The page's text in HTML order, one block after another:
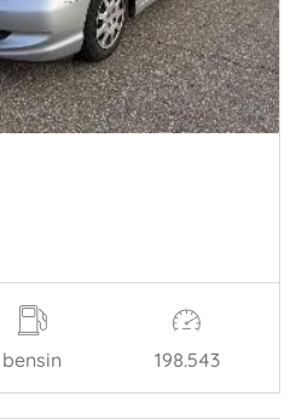
bensin 198.543